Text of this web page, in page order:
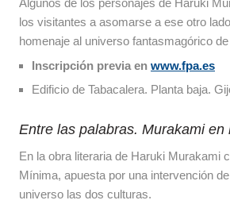
Algunos de los personajes de Haruki
los visitantes a asomarse a ese otro
homenaje al universo fantasmagórico
Inscripción previa en www.fpa.es
Edificio de Tabacalera. Planta baja.
Entre las palabras. Murakami en
En la obra literaria de Haruki Murakami
Mínima, apuesta por una intervención
universo las dos culturas.